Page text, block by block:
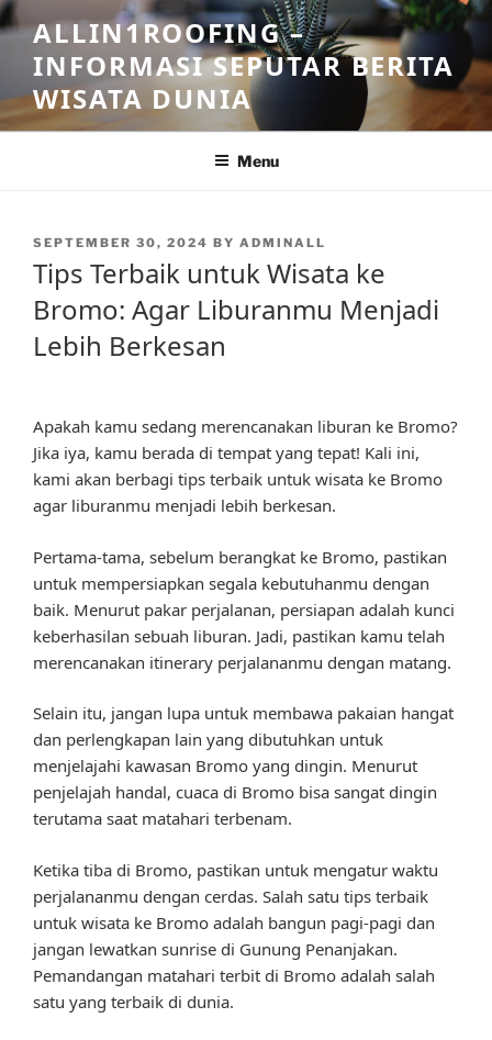
Skip
to
content
ALLIN1ROOFING –
INFORMASI SEPUTAR BERITA
WISATA DUNIA
Menu
POSTED
ON
SEPTEMBER 30, 2024 BY ADMINALL
Tips Terbaik untuk Wisata ke
Bromo: Agar Liburanmu Menjadi
Lebih Berkesan
Apakah kamu sedang merencanakan liburan ke Bromo?
Jika iya, kamu berada di tempat yang tepat! Kali ini,
kami akan berbagi tips terbaik untuk wisata ke Bromo
agar liburanmu menjadi lebih berkesan.
Pertama-tama, sebelum berangkat ke Bromo, pastikan
untuk mempersiapkan segala kebutuhanmu dengan
baik. Menurut pakar perjalanan, persiapan adalah kunci
keberhasilan sebuah liburan. Jadi, pastikan kamu telah
merencanakan itinerary perjalananmu dengan matang.
Selain itu, jangan lupa untuk membawa pakaian hangat
dan perlengkapan lain yang dibutuhkan untuk
menjelajahi kawasan Bromo yang dingin. Menurut
penjelajah handal, cuaca di Bromo bisa sangat dingin
terutama saat matahari terbenam.
Ketika tiba di Bromo, pastikan untuk mengatur waktu
perjalananmu dengan cerdas. Salah satu tips terbaik
untuk wisata ke Bromo adalah bangun pagi-pagi dan
jangan lewatkan sunrise di Gunung Penanjakan.
Pemandangan matahari terbit di Bromo adalah salah
satu yang terbaik di dunia.